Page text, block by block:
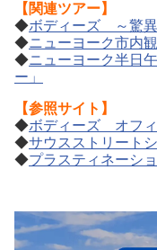
【関連ツアー】
◆ボディーズ ～驚
◆ニューヨーク市内
◆ニューヨーク半日
ー」
【参照サイト】
◆ボディーズ オフィ
◆サウスストリート
◆プラスティネーシ